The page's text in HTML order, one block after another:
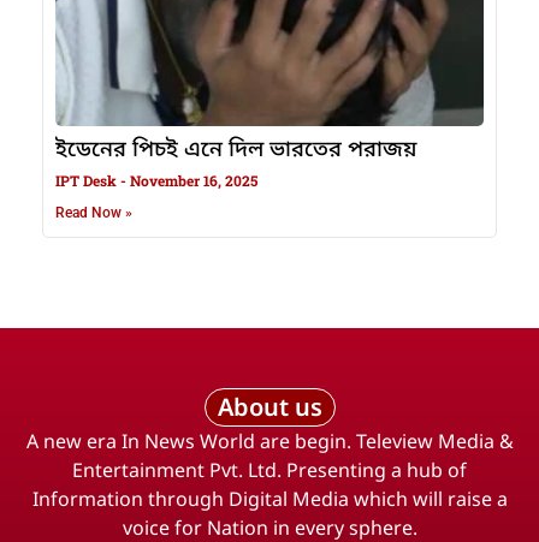
ইডেনের পিচই এনে দিল ভারতের পরাজয়
IPT Desk November 16, 2025
Read Now »
About us
A new era In News World are begin. Teleview Media &
Entertainment Pvt. Ltd. Presenting a hub of
Information through Digital Media which will raise a
voice for Nation in every sphere.